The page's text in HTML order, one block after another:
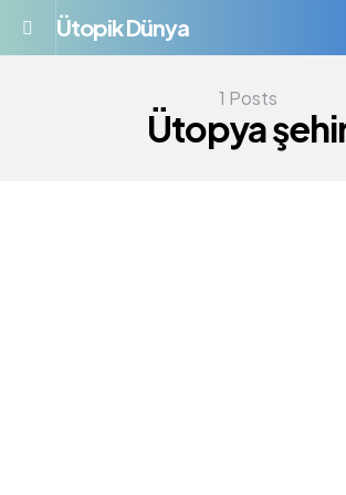
Menü
Ütopik Dünya
1 Posts
Ütopya